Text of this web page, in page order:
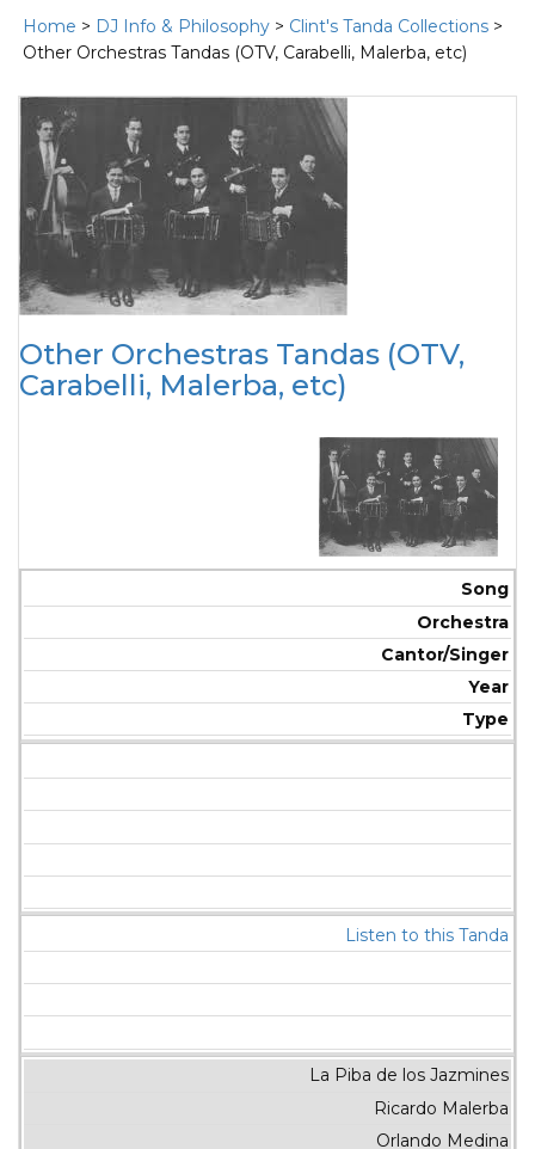
Home > DJ Info & Philosophy > Clint's Tanda Collections >
Other Orchestras Tandas (OTV, Carabelli, Malerba, etc)
Other Orchestras Tandas (OTV,
Carabelli, Malerba, etc)
Song
Orchestra
Cantor/Singer
Year
Type
Listen to this Tanda
La Piba de los Jazmines
Ricardo Malerba
Orlando Medina